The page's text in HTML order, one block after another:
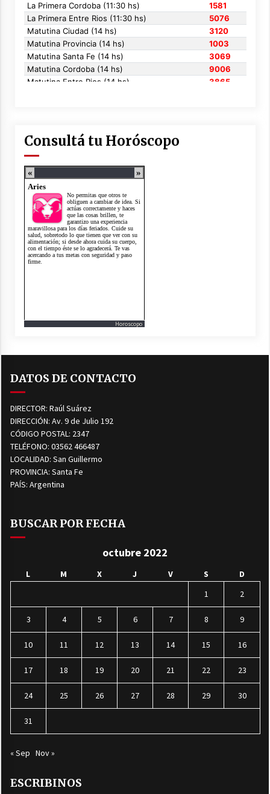
Consultá tu Horóscopo
Horoscopo
DATOS DE CONTACTO
DIRECTOR: Raúl Suárez
DIRECCIÓN: Av. 9 de Julio 192
CÓDIGO POSTAL: 2347
TELÉFONO: 03562 466487
LOCALIDAD: San Guillermo
PROVINCIA: Santa Fe
PAÍS: Argentina
BUSCAR POR FECHA
octubre 2022
L M X J V S
D
1
2
3 4 5 6 7 8 9
10 11 12 13 14 15 16
17 18 19 20 21 22 23
24 25 26 27 28 29 30
31
« Sep Nov »
ESCRIBINOS